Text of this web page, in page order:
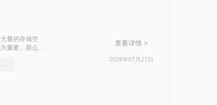
量的存储空
重要。那么如
大小，图文详解
查看详情 >
2026年07月27日